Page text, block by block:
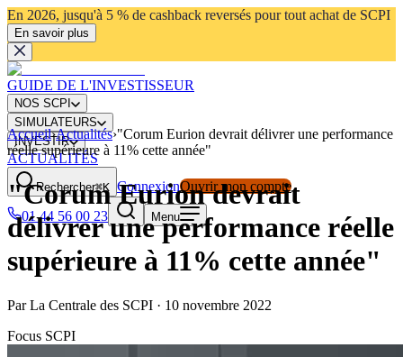
En 2026, jusqu'à 5 % de cashback reversés pour tout achat de SCPI
En savoir plus
GUIDE DE L'INVESTISSEUR
NOS SCPI
SIMULATEURS
INVESTIR
ACTUALITÉS
Rechercher⌘K ConnexionOuvrir mon compte
01 44 56 00 23
Menu
Accueil›Actualités›"Corum Eurion devrait délivrer une performance
réelle supérieure à 11% cette année"
"Corum Eurion devrait
délivrer une performance réelle
supérieure à 11% cette année"
Par La Centrale des SCPI · 10 novembre 2022
Focus SCPI